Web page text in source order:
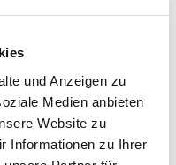
und Anzeigen zu
Medien anbieten
Website zu
Informationen zu Ihrer
Tapete star LED